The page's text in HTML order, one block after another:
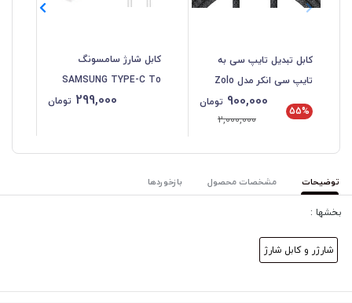
کابل تبدیل تایپ سی به
تایپ سی انکر مدل Zolo
A8060 طول 1.5 متر
55%
900,000 تومان
2,000,000
کابل شارژ سامسونگ
SAMSUNG TYPE-C To
299,000 تومان
توضیحات مشخصات محصول بازخوردها
بخشها :
شارژر و کابل شارژ